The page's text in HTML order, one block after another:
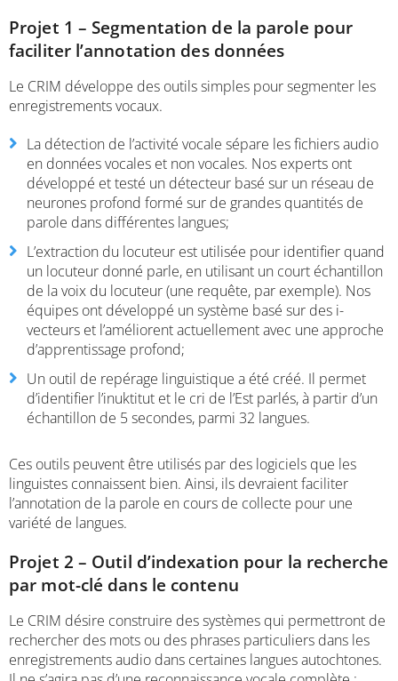
Projet 1 – Segmentation de la parole pour
faciliter l’annotation des données
Le CRIM développe des outils simples pour segmenter les
enregistrements vocaux.
La détection de l’activité vocale sépare les fichiers audio
en données vocales et non vocales. Nos experts ont
développé et testé un détecteur basé sur un réseau de
neurones profond formé sur de grandes quantités de
parole dans différentes langues;
L’extraction du locuteur est utilisée pour identifier quand
un locuteur donné parle, en utilisant un court échantillon
de la voix du locuteur (une requête, par exemple). Nos
équipes ont développé un système basé sur des i-
vecteurs et l’améliorent actuellement avec une approche
d’apprentissage profond;
Un outil de repérage linguistique a été créé. Il permet
d’identifier l’inuktitut et le cri de l’Est parlés, à partir d’un
échantillon de 5 secondes, parmi 32 langues.
Ces outils peuvent être utilisés par des logiciels que les
linguistes connaissent bien. Ainsi, ils devraient faciliter
l’annotation de la parole en cours de collecte pour une
variété de langues.
Projet 2 – Outil d’indexation pour la recherche
par mot-clé dans le contenu
Le CRIM désire construire des systèmes qui permettront de
rechercher des mots ou des phrases particuliers dans les
enregistrements audio dans certaines langues autochtones.